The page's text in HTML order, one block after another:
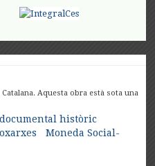
Aquesta obra està sota una
històric
Moneda Social-